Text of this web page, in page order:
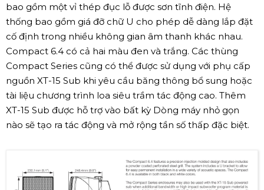
bao gồm một vỉ thép đục lỗ được sơn tĩnh điện. Hệ
thống bao gồm giá đỡ chữ U cho phép dễ dàng lắp đặt
cố định trong nhiều không gian âm thanh khác nhau.
Compact 6.4 có cả hai màu đen và trắng. Các thùng
Compact Series cũng có thể được sử dụng với phụ cấp
nguồn XT-15 Sub khi yêu cầu băng thông bổ sung hoặc
tài liệu chương trình loa siêu trầm tác động cao. Thêm
XT-15 Sub được hỗ trợ vào bất kỳ Dòng máy nhỏ gọn
nào sẽ tạo ra tác động và mở rộng tần số thấp đặc biệt.